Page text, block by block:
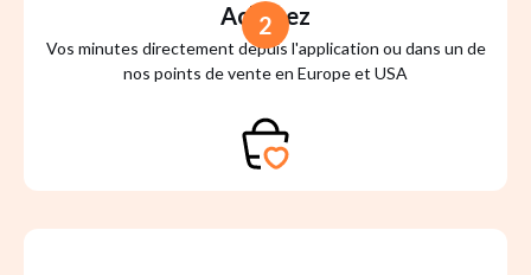
Achetez
Vos minutes directement depuis l'application ou dans un de
nos points de vente en Europe et USA
2